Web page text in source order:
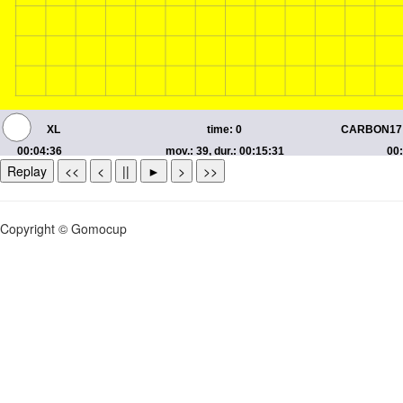
Replay << < || ► > >>
Copyright © Gomocup